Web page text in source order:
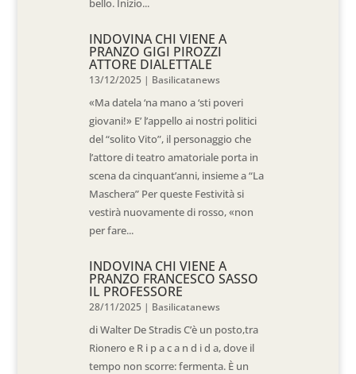
bello. Inizio...
INDOVINA CHI VIENE A
PRANZO GIGI PIROZZI
ATTORE DIALETTALE
13/12/2025 | Basilicatanews
«Ma datela ‘na mano a ‘sti poveri
giovani!» E’ l’appello ai nostri politici
del “solito Vito”, il personaggio che
l’attore di teatro amatoriale porta in
scena da cinquant’anni, insieme a “La
Maschera” Per queste Festività si
vestirà nuovamente di rosso, «non
per fare...
INDOVINA CHI VIENE A
PRANZO FRANCESCO SASSO
IL PROFESSORE
28/11/2025 | Basilicatanews
di Walter De Stradis C’è un posto,tra
Rionero e R i p a c a n d i d a, dove il
tempo non scorre: fermenta. È un